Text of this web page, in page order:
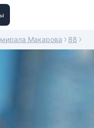
Макарова 88